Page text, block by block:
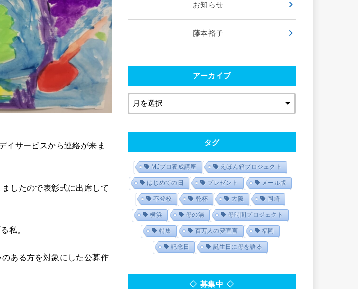
イサービスから連絡が来ま
したので表彰式に出席して
私。
ある方を対象にした公募作
お知らせ
藤本裕子
アーカイブ
タグ
MJプロ養成講座 えほん箱プロジェクト
はじめての日 プレゼント メール版
不登校 乾杯 大阪 岡崎
横浜 母の湯 母時間プロジェクト
特集 百万人の夢宣言 福岡
記念日 誕生日に母を語る
◇ 募集中 ◇